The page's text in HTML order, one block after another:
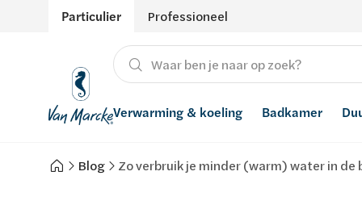
Particulier Professioneel
Verwarming & koeling
Verwarming
Badkamer
Producten
Hernieuwbare energie
Waterontharders
Blog Zo verbruik je minder (warm) water in de